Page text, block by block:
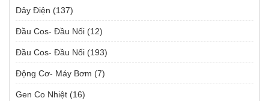
Dây Điện (137)
Đầu Cos- Đầu Nối (12)
Đầu Cos- Đầu Nối (193)
Động Cơ- Máy Bơm (7)
Gen Co Nhiệt (16)